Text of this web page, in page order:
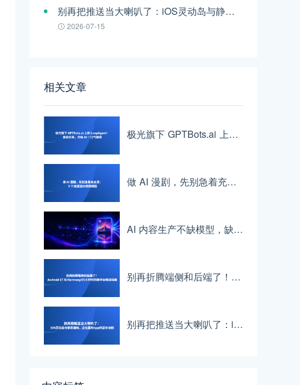
别再把推送当大喇叭了：iOS灵动岛与静默通知，正在重构App的留存法则
2026-07-15
相关文章
极光旗下 GPTBots.ai 上新 LoopAgent：复杂任务，交给 AI 一口气跑完
做 AI 漫剧，先别急着充会员：5 个维度选对视频模型
AI 内容生产不缺模型，缺的是一条顺畅的工作流
别再折腾端侧和后端了！Android 17 与 HarmonyOS 6 时代的跨平台推送指南
别再把推送当大喇叭了：iOS灵动岛与静默通知，正在重构App的留存法则